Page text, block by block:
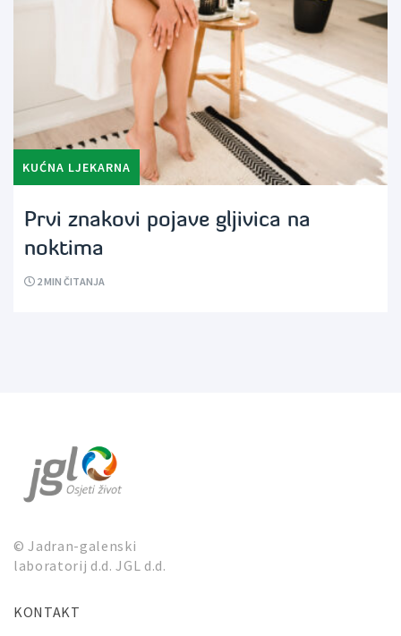
KUĆNA LJEKARNA
Prvi znakovi pojave gljivica na
noktima
2MIN ČITANJA
© Jadran-galenski
laboratorij d.d. JGL d.d.
KONTAKT